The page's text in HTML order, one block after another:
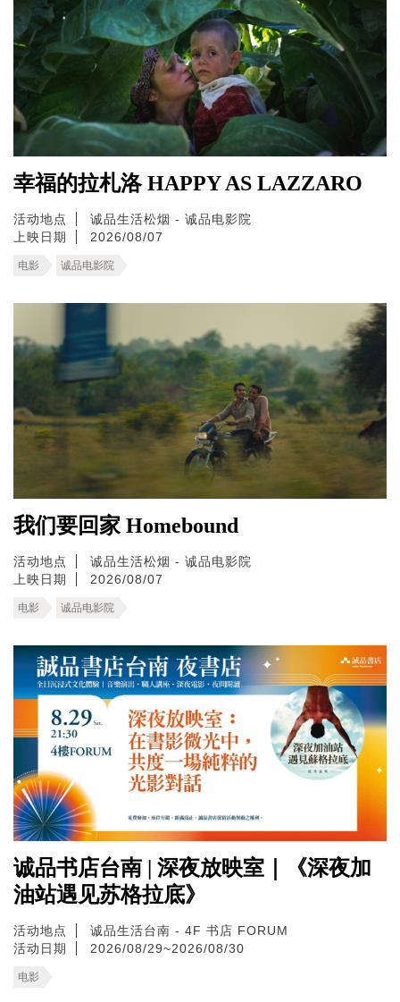
幸福的拉札洛 HAPPY AS LAZZARO
活动地点
诚品生活松烟 - 诚品电影院
上映日期
2026/08/07
电影 诚品电影院
我们要回家 Homebound
活动地点
诚品生活松烟 - 诚品电影院
上映日期
2026/08/07
电影 诚品电影院
诚品书店台南 | 深夜放映室｜《深夜加
油站遇见苏格拉底》
活动地点
诚品生活台南 - 4F 书店 FORUM
活动日期
2026/08/29~2026/08/30
电影